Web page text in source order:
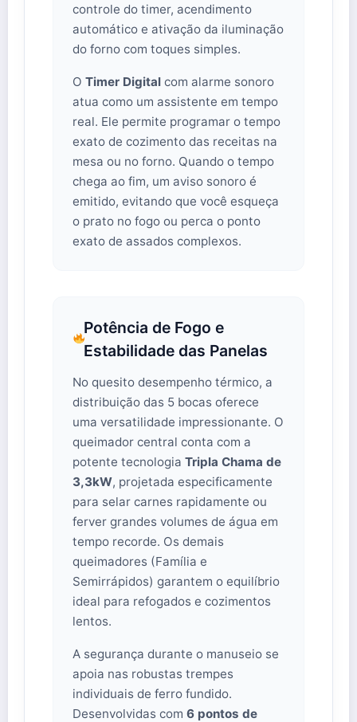
controle do timer, acendimento
automático e ativação da iluminação
do forno com toques simples.
O Timer Digital com alarme sonoro
atua como um assistente em tempo
real. Ele permite programar o tempo
exato de cozimento das receitas na
mesa ou no forno. Quando o tempo
chega ao fim, um aviso sonoro é
emitido, evitando que você esqueça
o prato no fogo ou perca o ponto
exato de assados complexos.
Potência de Fogo e
Estabilidade das Panelas
No quesito desempenho térmico, a
distribuição das 5 bocas oferece
uma versatilidade impressionante. O
queimador central conta com a
potente tecnologia Tripla Chama de
3,3kW, projetada especificamente
para selar carnes rapidamente ou
ferver grandes volumes de água em
tempo recorde. Os demais
queimadores (Família e
Semirrápidos) garantem o equilíbrio
ideal para refogados e cozimentos
lentos.
A segurança durante o manuseio se
apoia nas robustas trempes
individuais de ferro fundido.
Desenvolvidas com 6 pontos de